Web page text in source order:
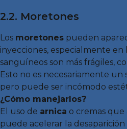
2.2. Moretones
Los moretones pueden
inyecciones, especialmente en
sanguíneos son más frágiles,
Esto no es necesariamente un
pero puede ser incómodo
¿Cómo manejarlos?
El uso de arnica o cremas
puede acelerar la